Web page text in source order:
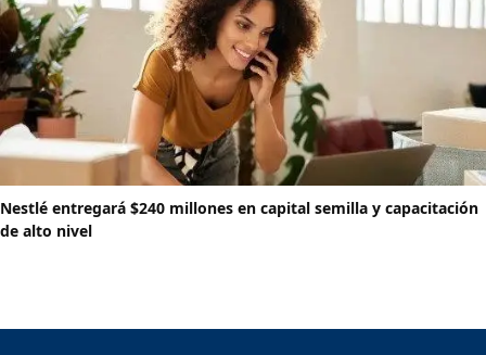
Nestlé entregará $240 millones en capital semilla y capacitación
de alto nivel